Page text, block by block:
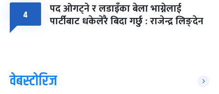
४ पद ओगट्ने र लडाइँका बेला भाग्नेलाई
पार्टीबाट धकेलेरै बिदा गर्छु : राजेन्द्र लिङ्देन
वेबस्टोरिज